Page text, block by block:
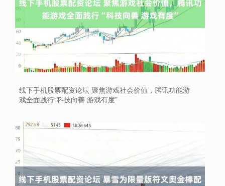
线下手机股票配资论坛 聚焦游戏社会价值，腾讯功能游
戏全面践行“科技向善 游戏有度”